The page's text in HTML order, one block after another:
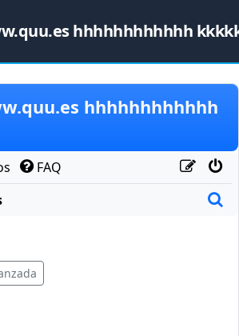
hhhhhhhhhhhh
hhhhhhhhhhhh
FAQ